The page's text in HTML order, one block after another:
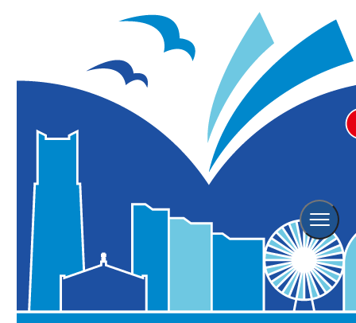
横浜観光TOP
みなとみらい・グランモール公園でクリスマスマーケット初開催！
みなとみらい・グランモール公園でクリスマ
スマーケット初開催！11/28(金)からスター
ト
グランモール公園
掲載日：2025年11月28日
2025年11月28日